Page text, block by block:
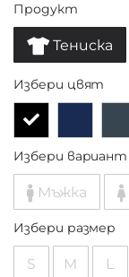
Продукт
Тениска
Избери цвят
Избери вариант
Мъжка
Избери размер
S M L